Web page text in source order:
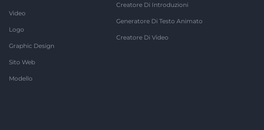
Video
Logo
Graphic Design
Sito Web
Modello
Creatore Di Introduzioni
Generatore Di Testo Animato
Creatore Di Video